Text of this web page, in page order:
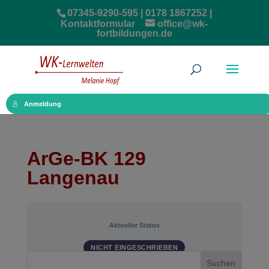
07345-9290-595 | 0178 1867252 |
Kontaktformular
office@wk-
fortbildungen.de
Anmeldung
ArGe-BK 129
Langenau
Aktueller Status
NICHT EINGESCHRIEBEN
Suchen